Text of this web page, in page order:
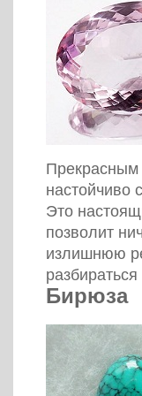
Прекрасным
настойчиво
Это
позволит
излишнюю
Бирюза